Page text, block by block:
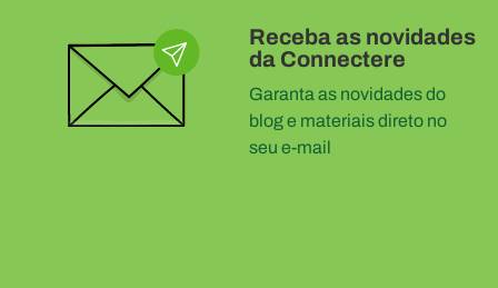
Receba as novidades
da Connectere
Garanta as novidades do
blog e materiais direto no
seu e-mail